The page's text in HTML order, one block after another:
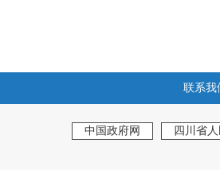
联系我
中国政府网 四川省